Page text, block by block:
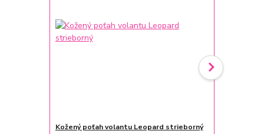
Kožený poťah volantu Leopard strieborný